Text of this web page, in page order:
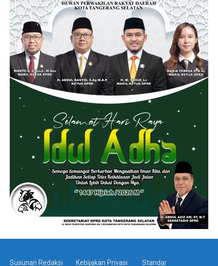
Susunan Redaksi Kebijakan Privasi Standar